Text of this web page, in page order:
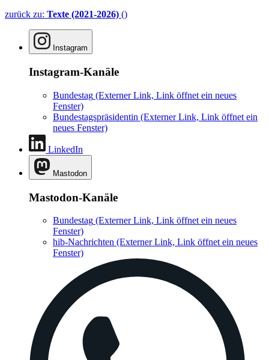
zurück zu: Texte (2021-2026) ()
Instagram
Instagram-Kanäle
Bundestag (Externer Link, Link öffnet ein neues
Fenster)
Bundestagspräsidentin (Externer Link, Link öffnet ein
neues Fenster)
LinkedIn
Mastodon
Mastodon-Kanäle
Bundestag (Externer Link, Link öffnet ein neues
Fenster)
hib-Nachrichten (Externer Link, Link öffnet ein neues
Fenster)